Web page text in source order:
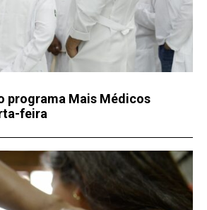
programa Mais Médicos
feira